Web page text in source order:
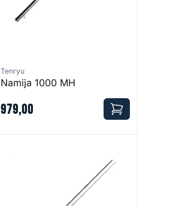
Tenryu
Namija 1000 MH
979,00